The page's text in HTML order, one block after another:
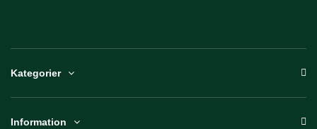
Kategorier
Information